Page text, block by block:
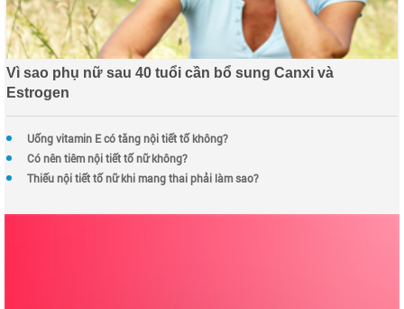
Vì sao phụ nữ sau 40 tuổi cần bổ sung Canxi và
Estrogen
Uống vitamin E có tăng nội tiết tố không?
Có nên tiêm nội tiết tố nữ không?
Thiếu nội tiết tố nữ khi mang thai phải làm sao?